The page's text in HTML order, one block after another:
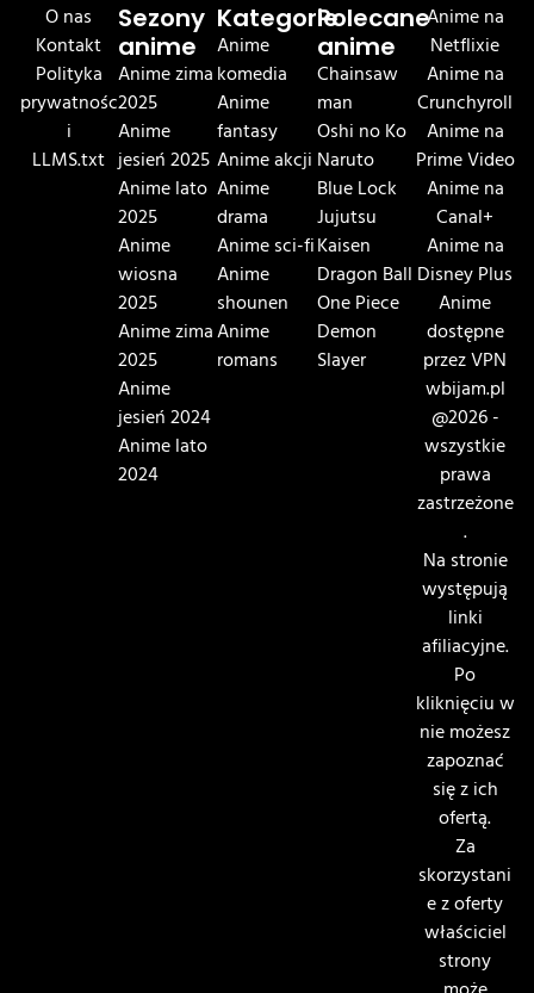
O nas
Kontakt
Polityka
prywatnośc
i
LLMS.txt
Sezony
anime
Anime zima
2025
Anime
jesień 2025
Anime lato
2025
Anime
wiosna
2025
Anime zima
2025
Anime
jesień 2024
Anime lato
2024
Kategorie
Anime
komedia
Anime
fantasy
Anime akcji
Anime
drama
Anime sci-fi
Anime
shounen
Anime
romans
Polecane
anime
Chainsaw
man
Oshi no Ko
Naruto
Blue Lock
Jujutsu
Kaisen
Dragon Ball
One Piece
Demon
Slayer
Anime na
Netflixie
Anime na
Crunchyroll
Anime na
Prime Video
Anime na
Canal+
Anime na
Disney Plus
Anime
dostępne
przez VPN
wbijam.pl
@2026 -
wszystkie
prawa
zastrzeżone
.
Na stronie
występują
linki
afiliacyjne.
Po
kliknięciu w
nie możesz
zapoznać
się z ich
ofertą.
Za
skorzystani
e z oferty
właściciel
strony